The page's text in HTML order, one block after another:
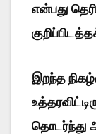
என்பது
இறந்த
தொடர்ந்து